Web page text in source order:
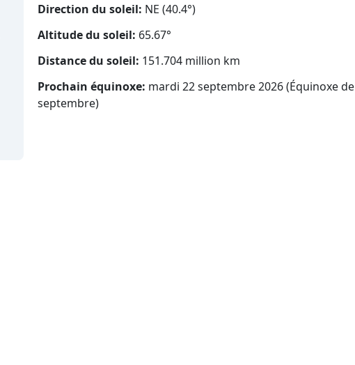
Direction du soleil: NE (40.4°)
Altitude du soleil: 65.67°
Distance du soleil: 151.704 million km
Prochain équinoxe: mardi 22 septembre 2026 (Équinoxe de
septembre)